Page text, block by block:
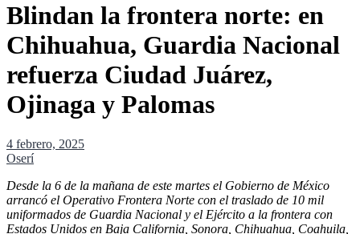
Blindan la frontera norte: en
Chihuahua, Guardia Nacional
refuerza Ciudad Juárez,
Ojinaga y Palomas
4 febrero, 2025
Oserí
Desde la 6 de la mañana de este martes el Gobierno de México
arrancó el Operativo Frontera Norte con el traslado de 10 mil
uniformados de Guardia Nacional y el Ejército a la frontera con
Estados Unidos en Baja California, Sonora, Chihuahua, Coahuila,